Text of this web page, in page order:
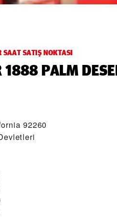
SAAT SATIŞ NOKTASI
1888 PALM
92260